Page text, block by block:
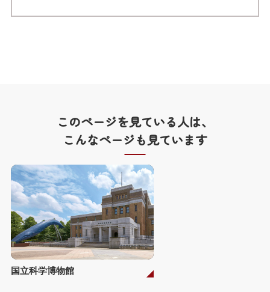
このページを見ている人は、
こんなページも見ています
国立科学博物館